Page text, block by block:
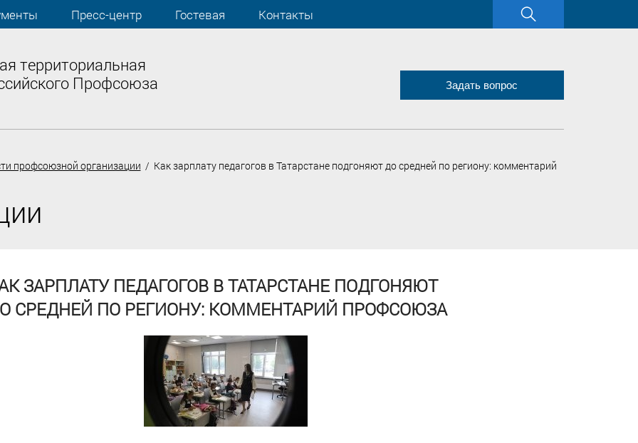
Пресс-центр Гостевая Контакты
территориальная
Профсоюза
Задать вопрос
профсоюзной организации / Как зарплату педагогов в Татарстане подгоняют до средней по региону: комментарий
ЗАРПЛАТУ ПЕДАГОГОВ В ТАТАРСТАНЕ ПОДГОНЯЮТ
СРЕДНЕЙ ПО РЕГИОНУ: КОММЕНТАРИЙ ПРОФСОЮЗА